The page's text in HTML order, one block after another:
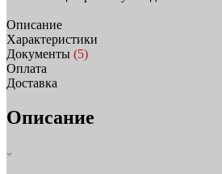
Описание
Характеристики
Документы (5)
Оплата
Доставка
Описание